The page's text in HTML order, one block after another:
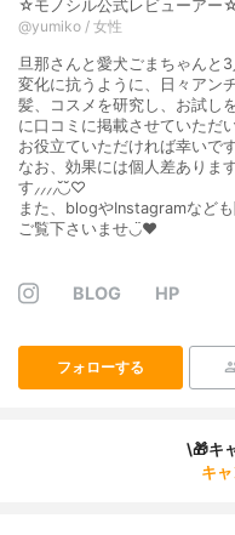
☆モノシル公式レビューアー
@yumiko / 女性
旦那さんと愛犬ごまちゃんと
変化に抗うように、日々アン
髪、コスメを研究し、お試し
に口コミに掲載させていただ
お役立ていただければ幸いで
なお、効果には個人差ありま
す⸝⸝⸝⸝◟̆◞̆♡
また、blogやInstagramなど
ご覧下さいませ◡̈♥︎
BLOG HP
フォローする
\🎁キ
キ